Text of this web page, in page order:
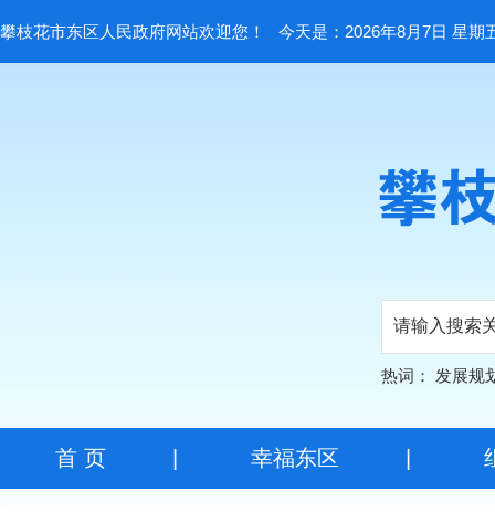
攀枝花市东区人民政府网站欢迎您！ 今天是：2026年8月7日 星期
热词： 发展规
首 页| 幸福东区